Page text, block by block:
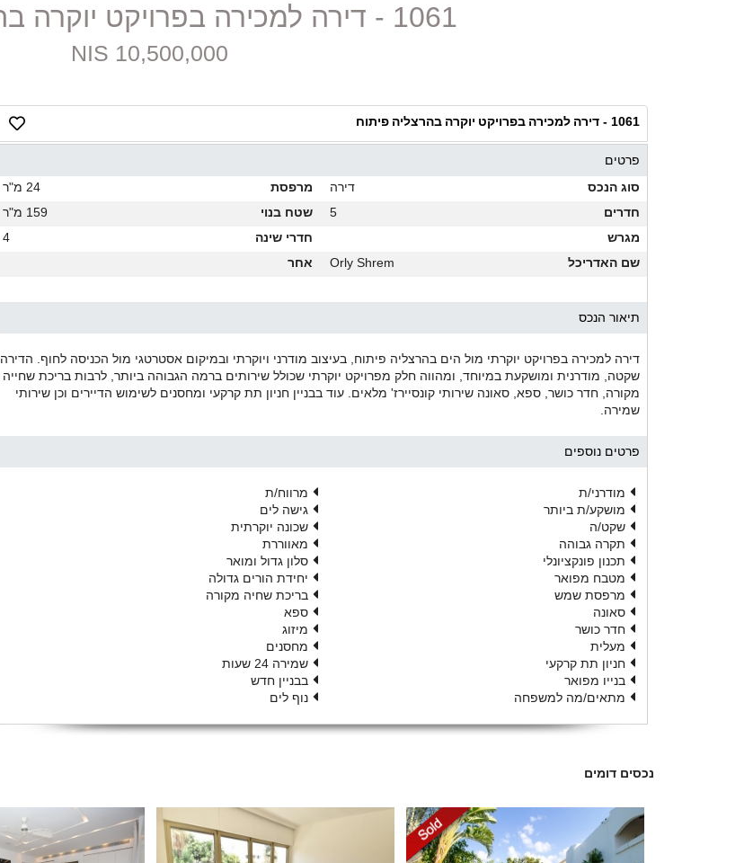
1061 - דירה למכירה בפרויקט יוקרה בהרצליה פיתוח
10,500,000 NIS
1061 - דירה למכירה בפרויקט יוקרה בהרצליה פיתוח
פרטים
סוג הנכס
דירה מרפסת
24 מ"ר
חדרים
5 שטח בנוי
159 מ"ר
מגרש
חדרי שינה
4
שם האדריכל
Orly Shrem אחר
תיאור הנכס
דירה למכירה בפרויקט יוקרתי מול הים בהרצליה פיתוח, בעיצוב מודרני ויוקרתי ובמיקום אסטרטגי מול הכניסה לחוף. הדירה
שקטה, מודרנית ומושקעת במיוחד, ומהווה חלק מפרויקט יוקרתי שכולל שירותים ברמה הגבוהה ביותר, לרבות בריכת שחייה
מקורה, חדר כושר, ספא, סאונה שירותי קונסיירז' מלאים. עוד בבניין חניון תת קרקעי ומחסנים לשימוש הדיירים וכן שירותי
שמירה.
פרטים נוספים
מודרני/ת
מרווח/ת
מושקע/ת ביותר
גישה לים
שקט/ה
שכונה יוקרתית
תקרה גבוהה
מאווררת
תכנון פונקציונלי
סלון גדול ומואר
מטבח מפואר
יחידת הורים גדולה
מרפסת שמש
בריכת שחיה מקורה
סאונה
ספא
חדר כושר
מיזוג
מעלית
מחסנים
חניון תת קרקעי
שמירה 24 שעות
בנייו מפואר
בבניין חדש
מתאים/מה למשפחה
נוף לים
נכסים דומים